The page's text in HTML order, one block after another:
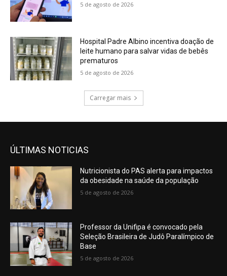
5 de agosto de 2026
Hospital Padre Albino incentiva doação de
leite humano para salvar vidas de bebês
prematuros
5 de agosto de 2026
Carregar mais
ÚLTIMAS NOTICIAS
Nutricionista do PAS alerta para impactos
da obesidade na saúde da população
5 de agosto de 2026
Professor da Unifipa é convocado pela
Seleção Brasileira de Judô Paralímpico de
Base
5 de agosto de 2026